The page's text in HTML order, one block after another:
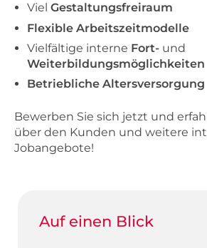
Viel Gestaltungsfreiraum
Flexible Arbeitszeitmodelle
Vielfältige interne Fort- und
Weiterbildungsmöglichkeiten
Betriebliche Altersversorgung
Bewerben Sie sich jetzt und
über den Kunden und weitere
Jobangebote!
Auf einen Blick